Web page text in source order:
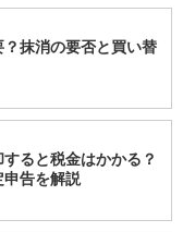
抹消の要否と買い替
ると税金はかかる？
申告を解説